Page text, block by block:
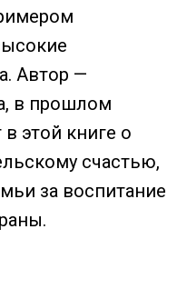
Автор —
в прошлом
этой книге о
счастью,
за воспитание